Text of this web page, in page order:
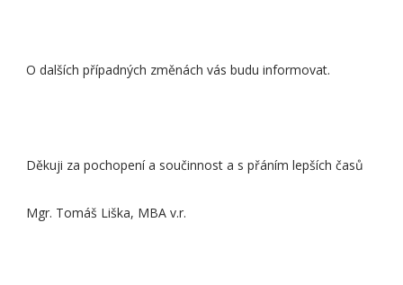
O dalších případných změnách vás budu informovat.
Děkuji za pochopení a součinnost a s přáním lepších časů
Mgr. Tomáš Liška, MBA v.r.